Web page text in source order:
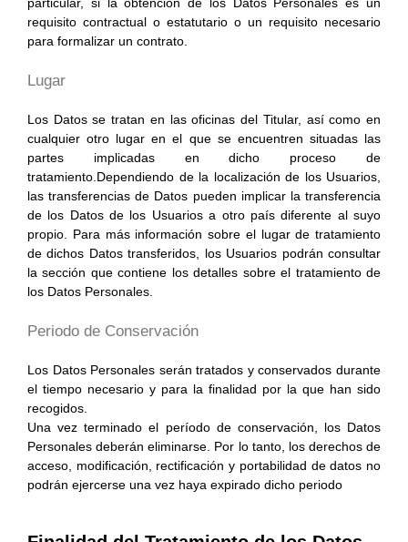
requisito contractual o estatutario o un requisito necesario
para formalizar un contrato.
Lugar
Los Datos se tratan en las oficinas del Titular, así como en
cualquier otro lugar en el que se encuentren situadas las
partes implicadas en dicho proceso de
tratamiento.Dependiendo de la localización de los Usuarios,
las transferencias de Datos pueden implicar la transferencia
de los Datos de los Usuarios a otro país diferente al suyo
propio. Para más información sobre el lugar de tratamiento
de dichos Datos transferidos, los Usuarios podrán consultar
la sección que contiene los detalles sobre el tratamiento de
los Datos Personales.
Periodo de Conservación
Los Datos Personales serán tratados y conservados durante
el tiempo necesario y para la finalidad por la que han sido
recogidos.
Una vez terminado el período de conservación, los Datos
Personales deberán eliminarse. Por lo tanto, los derechos de
acceso, modificación, rectificación y portabilidad de datos no
podrán ejercerse una vez haya expirado dicho periodo